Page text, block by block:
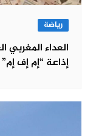
رياضة
العداء
إذاعة “إم إف